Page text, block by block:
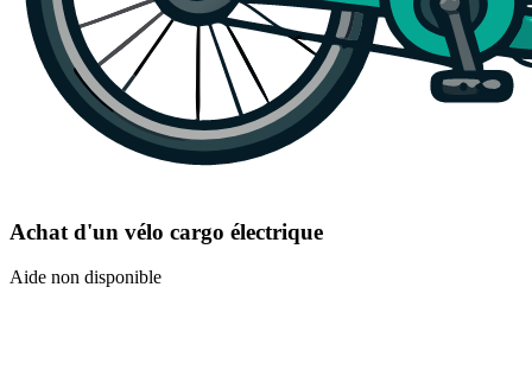
Achat d'un vélo cargo électrique
Aide non disponible